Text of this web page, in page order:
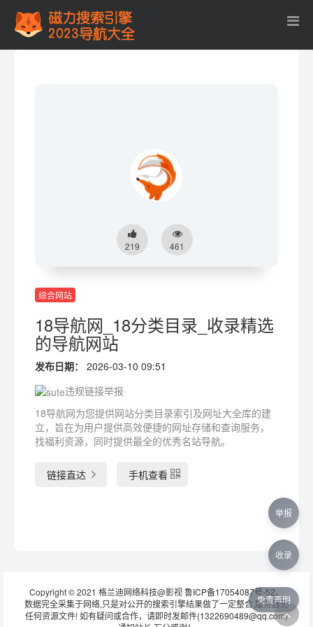
219 461
综合网站
18导航网_18分类目录_收录精选
的导航网站
发布日期：
2026-03-10 09:51
违规链接举报
18导航网为您提供网站分类目录索引及网址大全库的建
立，旨在为用户提供高效便捷的网址存储和查询服务，
找福利资源，同时提供最全的优秀名站导航。
链接直达 手机查看
Copyright © 2021 格兰迪网络科技@影视鲁ICP备17054087号-52。
数据完全采集于网络,只是对公开的搜索引擎结果做了一定整合,服务器无
任何资源文件! 如有疑问或合作，请即时发邮件(1322690489@qq.com)
免责声明
举报
收录